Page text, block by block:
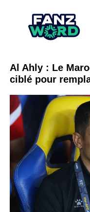
Al Ahly : Le
ciblé pour